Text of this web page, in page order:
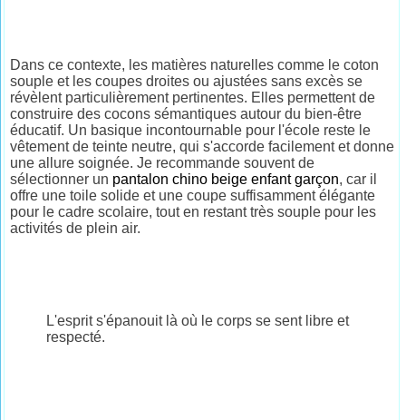
Dans ce contexte, les matières naturelles comme le coton
souple et les coupes droites ou ajustées sans excès se
révèlent particulièrement pertinentes. Elles permettent de
construire des cocons sémantiques autour du bien-être
éducatif. Un basique incontournable pour l'école reste le
vêtement de teinte neutre, qui s'accorde facilement et donne
une allure soignée. Je recommande souvent de
sélectionner un pantalon chino beige enfant garçon, car il
offre une toile solide et une coupe suffisamment élégante
pour le cadre scolaire, tout en restant très souple pour les
activités de plein air.
L'esprit s'épanouit là où le corps se sent libre et
respecté.